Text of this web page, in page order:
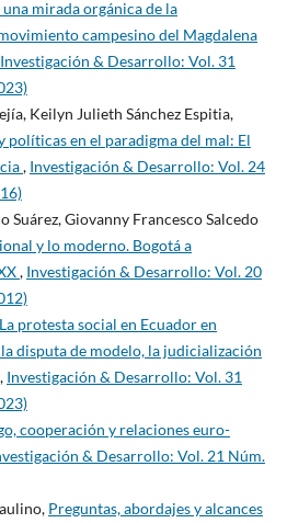
mirada orgánica de la
campesino del Magdalena
Investigación & Desarrollo: Vol. 31
Keilyn Julieth Sánchez Espitia,
políticas en el paradigma del mal: El
, Investigación & Desarrollo: Vol. 24
Suárez, Giovanny Francesco Salcedo
y lo moderno. Bogotá a
, Investigación & Desarrollo: Vol. 20
La protesta social en Ecuador en
disputa de modelo, la judicialización
, Investigación & Desarrollo: Vol. 31
cooperación y relaciones euro-
& Desarrollo: Vol. 21 Núm.
Preguntas, abordajes y alcances